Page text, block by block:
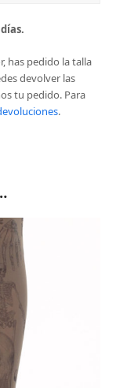
has pedido la talla
devolver las
tu pedido. Para
.